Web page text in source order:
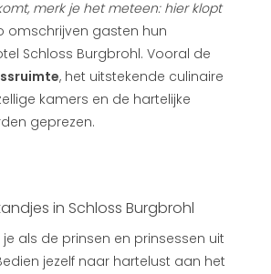
merk je het meteen: hier klopt
omschrijven gasten hun
Schloss Burgbrohl. Vooral de
, het uitstekende culinaire
kamers en de hartelijke
geprezen.
in Schloss Burgbrohl
als de prinsen en prinsessen uit
jezelf naar hartelust aan het